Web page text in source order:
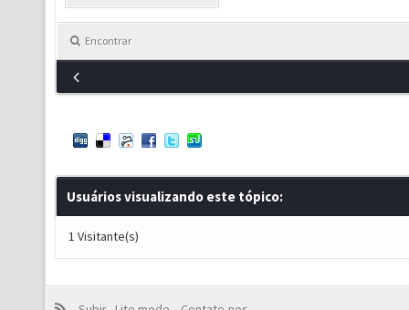
Encontrar
Usuários visualizando este tópico:
1 Visitante(s)